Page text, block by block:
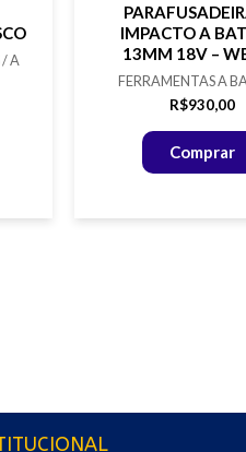
/ A
IMPACTO A
13MM 18V –
FERRAMENTAS A
R$930,00
Comprar